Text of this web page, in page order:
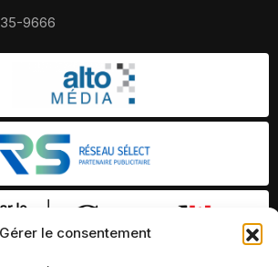
Gérer le consentement
9666